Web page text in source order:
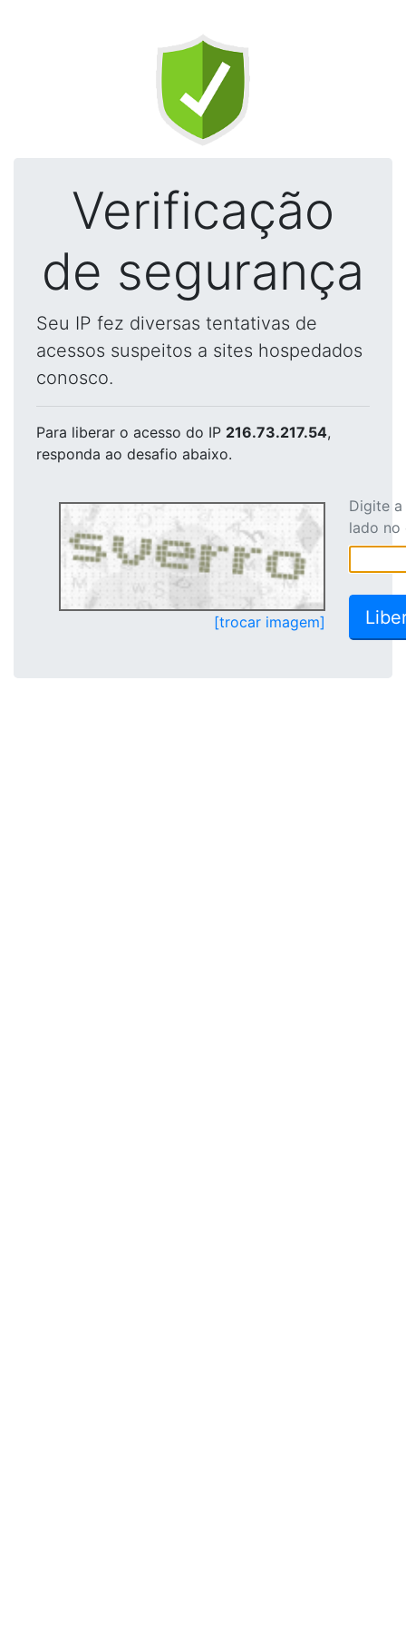
Verificação
de segurança
Seu IP fez diversas tentativas de
acessos suspeitos a sites hospedados
conosco.
Para liberar o acesso do IP 216.73.217.54,
responda ao desafio abaixo.
[trocar imagem]
Digite
lado no